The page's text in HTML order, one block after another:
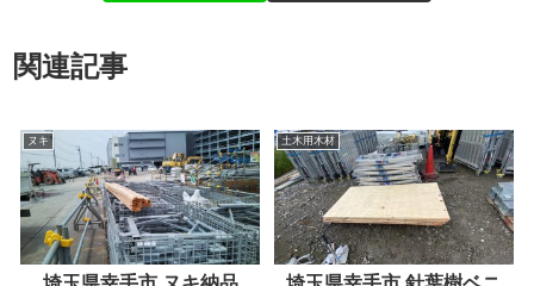
関連記事
ヌキ 土木用木材